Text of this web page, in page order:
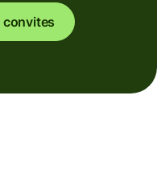
convites